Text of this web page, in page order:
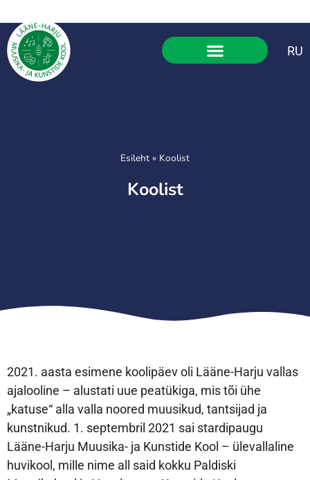
RU
Esileht » Koolist
Koolist
2021. aasta esimene koolipäev oli Lääne-Harju vallas
ajalooline – alustati uue peatükiga, mis tõi ühe
„katuse“ alla valla noored muusikud, tantsijad ja
kunstnikud. 1. septembril 2021 sai stardipaugu
Lääne-Harju Muusika- ja Kunstide Kool – ülevallaline
huvikool, mille nime all said kokku Paldiski